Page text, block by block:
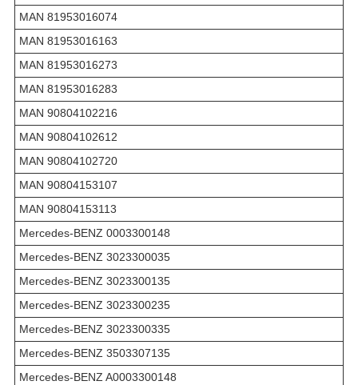
MAN 81953016074
MAN 81953016163
MAN 81953016273
MAN 81953016283
MAN 90804102216
MAN 90804102612
MAN 90804102720
MAN 90804153107
MAN 90804153113
Mercedes-BENZ 0003300148
Mercedes-BENZ 3023300035
Mercedes-BENZ 3023300135
Mercedes-BENZ 3023300235
Mercedes-BENZ 3023300335
Mercedes-BENZ 3503307135
Mercedes-BENZ A0003300148